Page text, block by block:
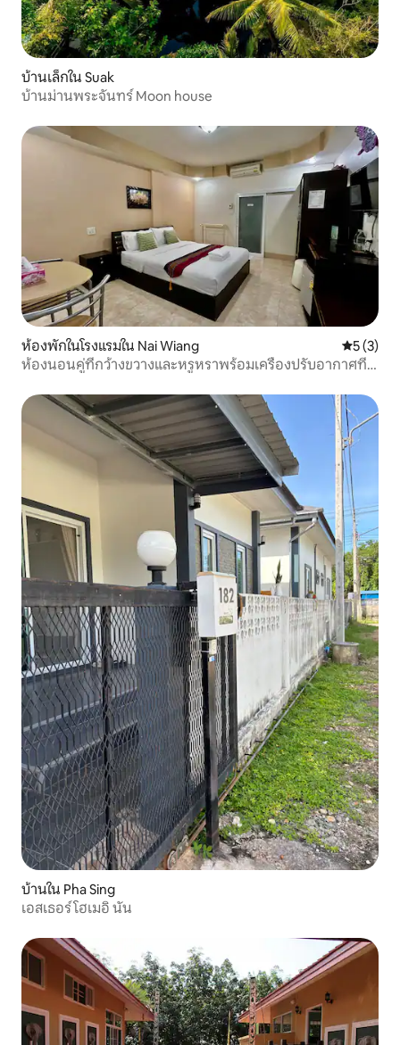
บ้านเล็กใน Suak
บ้านม่านพระจันทร์ Moon house
ห้องพักในโรงแรมใน Nai Wiang คะแนนเฉ
5 (3)
ห้องนอนคู่ที่กว้างขวางและหรูหราพร้อมเครื่องปรับอากาศที่
บ้านใน Pha Sing
เอสเธอร์ โฮเมอิ นัน